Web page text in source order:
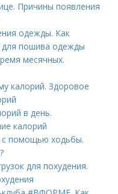
Причины появления
одежды. Как
для пошива одежды
месячных.
калорий. Здоровое
в день.
калорий
с помощью ходьбы.
для похудения.